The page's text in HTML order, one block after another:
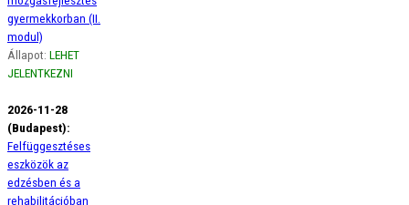
gyermekkorban (II.
modul)
Állapot: LEHET
JELENTKEZNI
2026-11-28
(Budapest):
Felfüggesztéses
eszközök az
edzésben és a
rehabilitációban